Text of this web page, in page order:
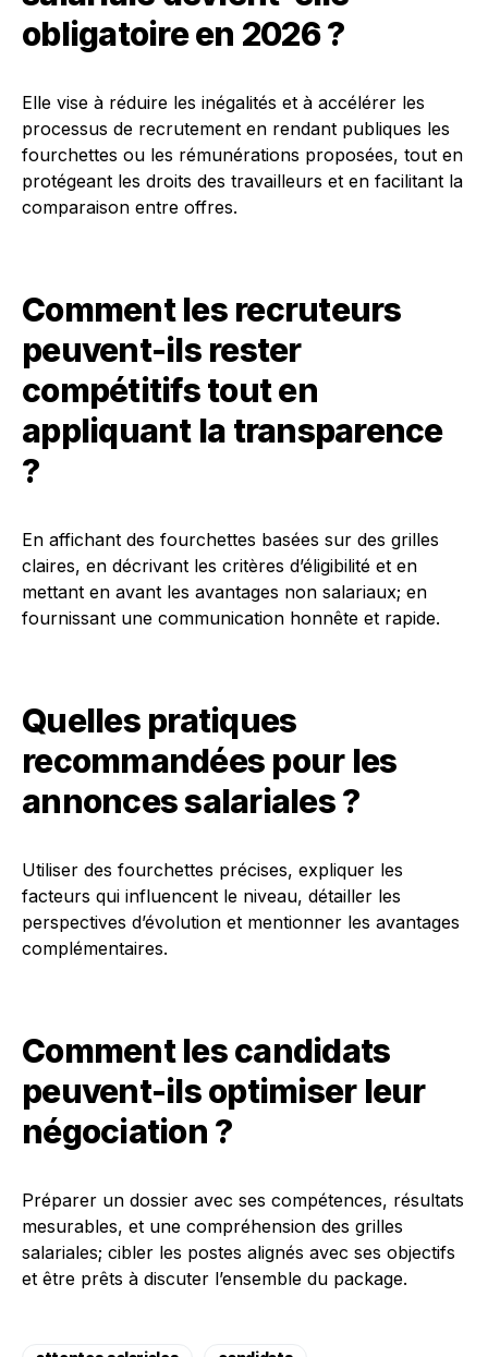
obligatoire en 2026 ?
Elle vise à réduire les inégalités et à accélérer les
processus de recrutement en rendant publiques les
fourchettes ou les rémunérations proposées, tout en
protégeant les droits des travailleurs et en facilitant la
comparaison entre offres.
Comment les recruteurs
peuvent-ils rester
compétitifs tout en
appliquant la transparence
?
En affichant des fourchettes basées sur des grilles
claires, en décrivant les critères d’éligibilité et en
mettant en avant les avantages non salariaux; en
fournissant une communication honnête et rapide.
Quelles pratiques
recommandées pour les
annonces salariales ?
Utiliser des fourchettes précises, expliquer les
facteurs qui influencent le niveau, détailler les
perspectives d’évolution et mentionner les avantages
complémentaires.
Comment les candidats
peuvent-ils optimiser leur
négociation ?
Préparer un dossier avec ses compétences, résultats
mesurables, et une compréhension des grilles
salariales; cibler les postes alignés avec ses objectifs
et être prêts à discuter l’ensemble du package.